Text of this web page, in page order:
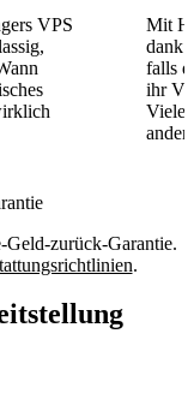
VPS
Mit
dank
falls
ihr
Geld-zurück-Garantie.
.